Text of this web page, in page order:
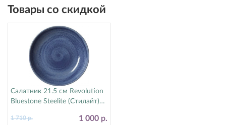
Товары со скидкой
Салатник 21.5 см Revolution
Bluestone Steelite (Стилайт)
1 000 р.
1 710 р.